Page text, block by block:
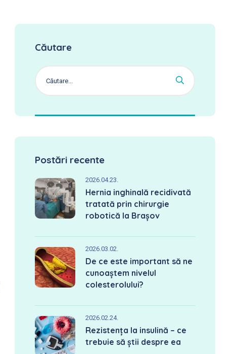
Căutare
Postări recente
2026.04.23.
Hernia inghinală recidivată
tratată prin chirurgie
robotică la Brașov
2026.03.02.
De ce este important să ne
cunoaștem nivelul
colesterolului?
2026.02.24.
Rezistența la insulină – ce
trebuie să știi despre ea